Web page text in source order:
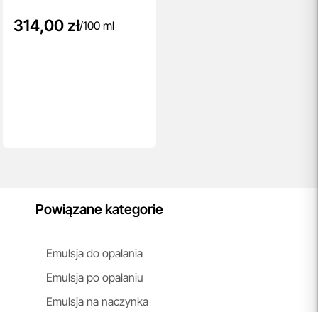
314,00 zł/100 ml
Powiązane kategorie
Emulsja do opalania
Emulsja po opalaniu
Emulsja na naczynka